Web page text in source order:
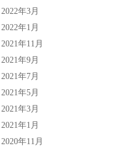
2022年3月
2022年1月
2021年11月
2021年9月
2021年7月
2021年5月
2021年3月
2021年1月
2020年11月